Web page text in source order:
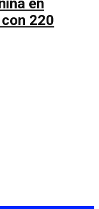
en
220